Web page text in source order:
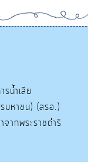
น้ำเสีย
มหาชน) (สรอ.)
ากพระราชดำริ